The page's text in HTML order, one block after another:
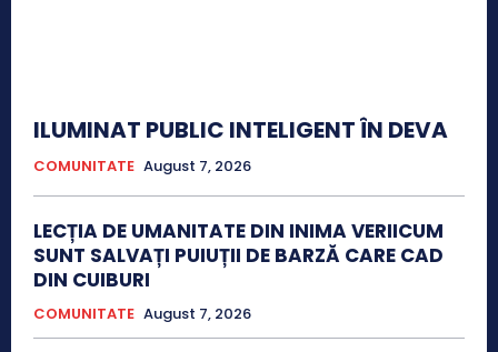
ILUMINAT PUBLIC INTELIGENT ÎN DEVA
COMUNITATE August 7, 2026
LECȚIA DE UMANITATE DIN INIMA VERIICUM
SUNT SALVAȚI PUIUȚII DE BARZĂ CARE CAD
DIN CUIBURI
COMUNITATE August 7, 2026